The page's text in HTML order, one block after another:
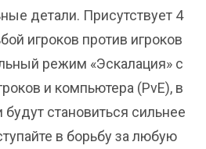
детали. Присутствует 4
игроков против игроков
режим «Эскалация» с
и компьютера (PvE), в
становиться сильнее
в борьбу за любую